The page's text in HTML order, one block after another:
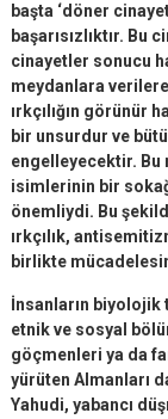
başta ‘döner
başarısızlıktır. Bu
cinayetler sonucu
meydanlara
ırkçılığın görünür
bir unsurdur ve
engelleyecektir. Bu
isimlerinin bir
önemliydi. Bu
ırkçılık,
birlikte
İnsanların biyolojik
etnik ve sosyal
göçmenleri ya da
yürüten Almanları
Yahudi, yabancı